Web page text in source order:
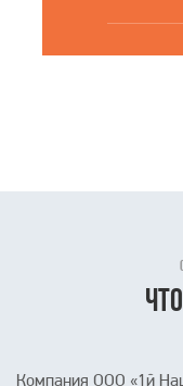
Компания ООО «1й